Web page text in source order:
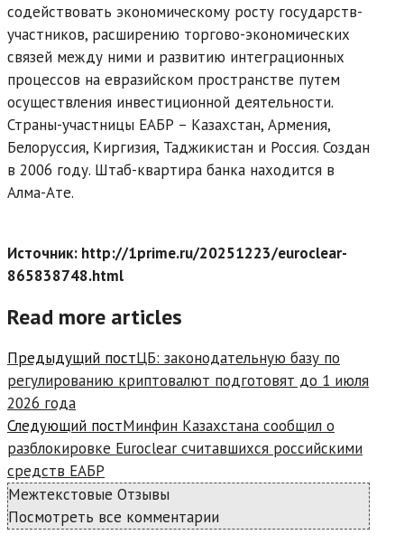
содействовать экономическому росту государств-
участников, расширению торгово-экономических
связей между ними и развитию интеграционных
процессов на евразийском пространстве путем
осуществления инвестиционной деятельности.
Страны-участницы ЕАБР – Казахстан, Армения,
Белоруссия, Киргизия, Таджикистан и Россия. Создан
в 2006 году. Штаб-квартира банка находится в
Алма-Ате.
Источник: http://1prime.ru/20251223/euroclear-
865838748.html
Read more articles
Предыдущий постЦБ: законодательную базу по
регулированию криптовалют подготовят до 1 июля
2026 года
Следующий постМинфин Казахстана сообщил о
разблокировке Euroclear считавшихся российскими
средств ЕАБР
Межтекстовые Отзывы
Посмотреть все комментарии